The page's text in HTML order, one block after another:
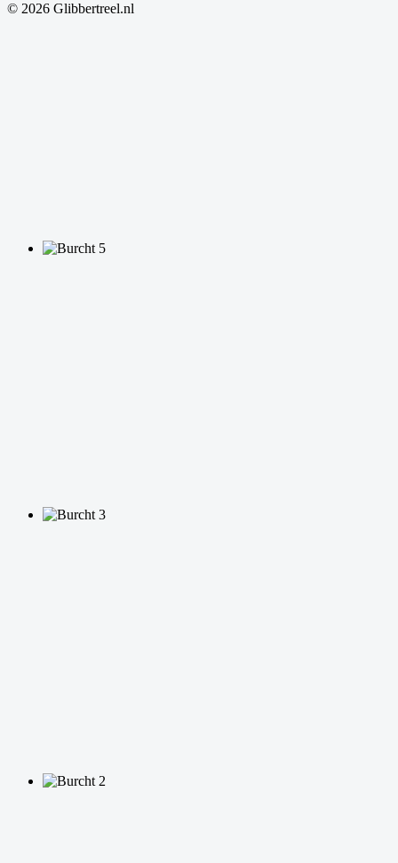
© 2026 Glibbertreel.nl